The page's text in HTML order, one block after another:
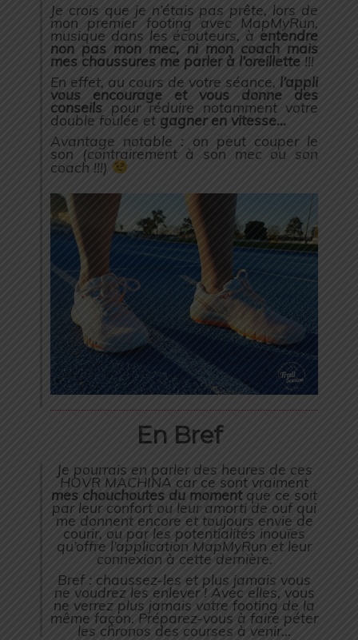
Je crois que je n’étais pas prête, lors de
mon premier footing avec MapMyRun,
musique dans les écouteurs, à entendre
non pas mon mec, ni mon coach mais
mes chaussures me parler à l’oreillette !!!
En effet, au cours de votre séance, l’appli
vous encourage et vous donne des
conseils pour réduire notamment votre
double foulée et gagner en vitesse…
Avantage notable : on peut couper le
son (contrairement à son mec ou son
coach !!!)
En Bref
Je pourrais en parler des heures de ces
HOVR MACHINA car ce sont vraiment
mes chouchoutes du moment que ce soit
par leur confort ou leur amorti de ouf qui
me donnent encore et toujours envie de
courir, ou par les potentialités inouïes
qu’offre l’application MapMyRun et leur
connexion à cette dernière.
Bref : chaussez-les et plus jamais vous
ne voudrez les enlever ! Avec elles, vous
ne verrez plus jamais votre footing de la
même façon. Préparez-vous à faire péter
les chronos des courses à venir…